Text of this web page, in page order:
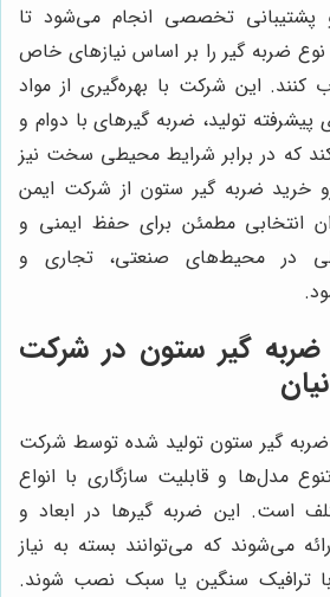
تخصصی انجام می‌شود تا
نوع ضربه گیر را بر اساس نیازهای خاص
این شرکت با بهره‌گیری از مواد
پیشرفته تولید، ضربه گیرهای با دوام و
که در برابر شرایط محیطی سخت نیز
خرید ضربه گیر ستون از شرکت ایمن
انتخابی مطمئن برای حفظ ایمنی و
در محیط‌های صنعتی، تجاری و
گیر ستون در شرکت
ضربه گیر ستون تولید شده توسط شرکت
مدل‌ها و قابلیت سازگاری با انواع
است. این ضربه گیرها در ابعاد و
می‌شوند که می‌توانند بسته به نیاز
ترافیک سنگین یا سبک نصب شوند.